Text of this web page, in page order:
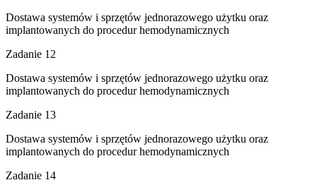
Dostawa systemów i sprzętów jednorazowego użytku oraz
implantowanych do procedur hemodynamicznych
Zadanie 12
Dostawa systemów i sprzętów jednorazowego użytku oraz
implantowanych do procedur hemodynamicznych
Zadanie 13
Dostawa systemów i sprzętów jednorazowego użytku oraz
implantowanych do procedur hemodynamicznych
Zadanie 14